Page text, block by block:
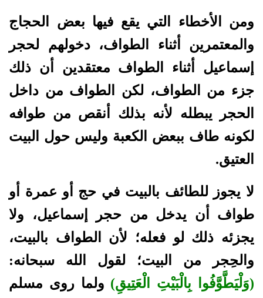
ومن الأخطاء التي يقع فيها بعض الحجاج
والمعتمرين أثناء الطواف، دخولهم لحجر
إسماعيل أثناء الطواف معتقدين أن ذلك
جزء من الطواف، لكن الطواف من داخل
الحجر يبطله لأنه بذلك أنقص من طوافه
لكونه طاف ببعض الكعبة وليس حول البيت
العتيق.
لا يجوز للطائف بالبيت في حج أو عمرة أو
طواف أن يدخل من حجر إسماعيل، ولا
يجزئه ذلك لو فعله؛ لأن الطواف بالبيت،
والحِجر من البيت؛ لقول الله سبحانه:
(وَلْيَطَّوَّفُوا بِالْبَيْتِ الْعَتِيقِ) ولما روى مسلم